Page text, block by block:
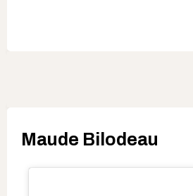
Maude Bilodeau